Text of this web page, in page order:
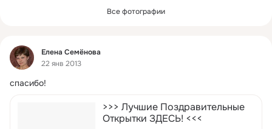
Все фотографии
Фид
Елена Семёнова
22 янв 2013
спасибо!
>>> Лучшие Поздравительные
Открытки ЗДЕСЬ! <<<